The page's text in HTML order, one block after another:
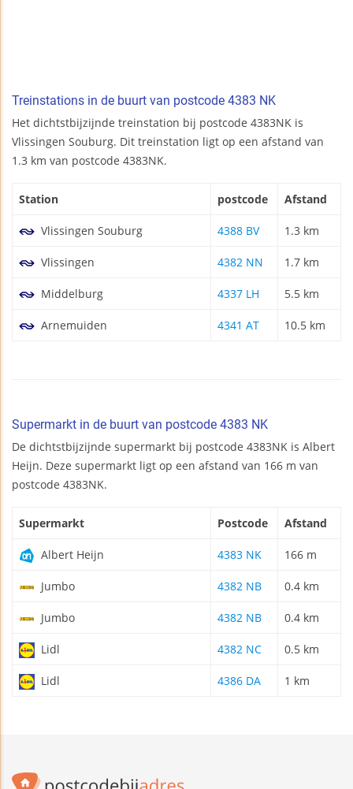
Treinstations in de buurt van postcode 4383 NK
Het dichtstbijzijnde treinstation bij postcode 4383NK is
Vlissingen Souburg. Dit treinstation ligt op een afstand van
1.3 km van postcode 4383NK.
Station postcode Afstand
Vlissingen Souburg 4388 BV 1.3 km
Vlissingen 4382 NN 1.7 km
Middelburg 4337 LH 5.5 km
Arnemuiden 4341 AT 10.5 km
Supermarkt in de buurt van postcode 4383 NK
De dichtstbijzijnde supermarkt bij postcode 4383NK is Albert
Heijn. Deze supermarkt ligt op een afstand van 166 m van
postcode 4383NK.
Supermarkt Postcode Afstand
Albert Heijn 4383 NK 166 m
Jumbo 4382 NB 0.4 km
Jumbo 4382 NB 0.4 km
Lidl 4382 NC 0.5 km
Lidl 4386 DA 1 km